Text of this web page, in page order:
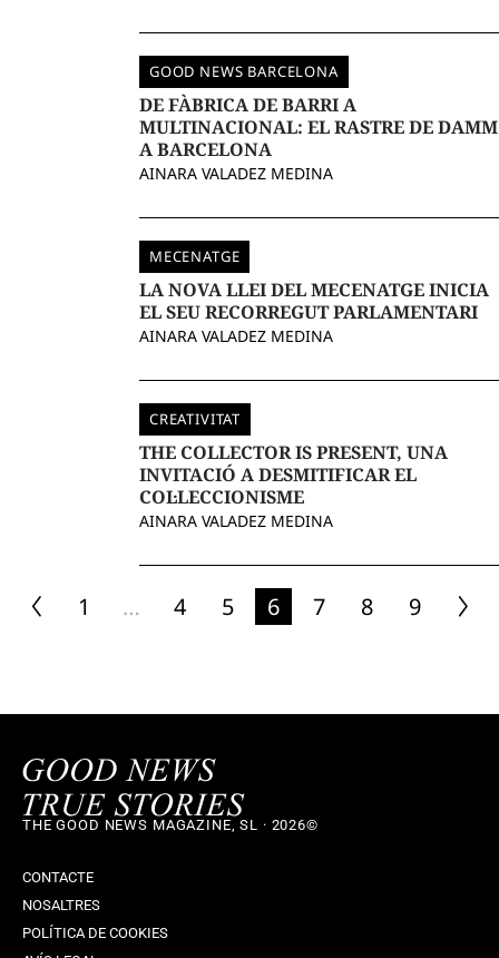
GOOD NEWS BARCELONA
DE FÀBRICA DE BARRI A
MULTINACIONAL: EL RASTRE DE DAMM
A BARCELONA
AINARA VALADEZ MEDINA
MECENATGE
LA NOVA LLEI DEL MECENATGE INICIA
EL SEU RECORREGUT PARLAMENTARI
AINARA VALADEZ MEDINA
CREATIVITAT
THE COLLECTOR IS PRESENT, UNA
INVITACIÓ A DESMITIFICAR EL
COL·LECCIONISME
AINARA VALADEZ MEDINA
1 … 4 5 6 7 8 9
THE GOOD NEWS MAGAZINE, SL · 2026©
CONTACTE
NOSALTRES
POLÍTICA DE COOKIES